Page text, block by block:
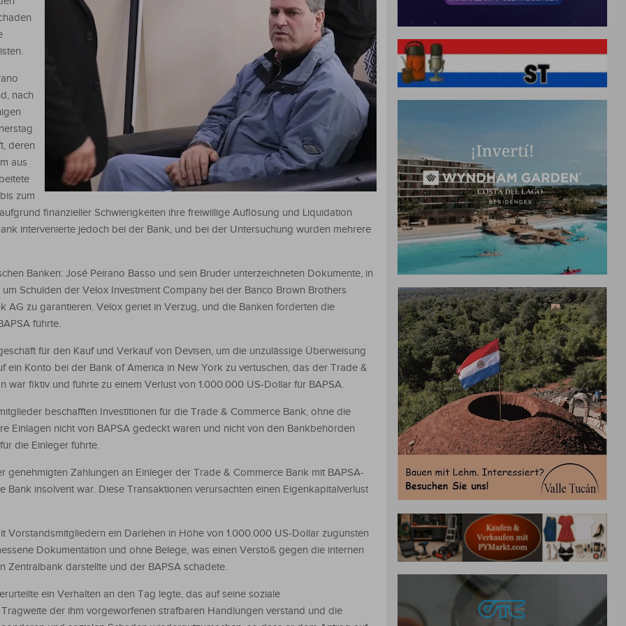
nach
deren
aus
zum
finanzieller Schwierigkeiten ihre freiwillige Auflösung und Liquidation
intervenierte jedoch bei der Bank, und bei der Untersuchung wurden mehrere
Banken: José Peirano Basso und sein Bruder unterzeichneten Dokumente, in
Schulden der Velox Investment Company bei der Banco Brown Brothers
AG zu garantieren. Velox geriet in Verzug, und die Banken forderten die
führte.
für den Kauf und Verkauf von Devisen, um die unzulässige Überweisung
ein Konto bei der Bank of America in New York zu vertuschen, das der Trade &
war fiktiv und führte zu einem Verlust von 1.000.000 US-Dollar für BAPSA.
beschafften Investitionen für die Trade & Commerce Bank, ohne die
Einlagen nicht von BAPSA gedeckt waren und nicht von den Bankbehörden
die Einleger führte.
genehmigten Zahlungen an Einleger der Trade & Commerce Bank mit BAPSA-
insolvent war. Diese Transaktionen verursachten einen Eigenkapitalverlust
Vorstandsmitgliedern ein Darlehen in Höhe von 1.000.000 US-Dollar zugunsten
Dokumentation und ohne Belege, was einen Verstoß gegen die internen
Zentralbank darstellte und der BAPSA schadete.
ein Verhalten an den Tag legte, das auf seine soziale
der ihm vorgeworfenen strafbaren Handlungen verstand und die